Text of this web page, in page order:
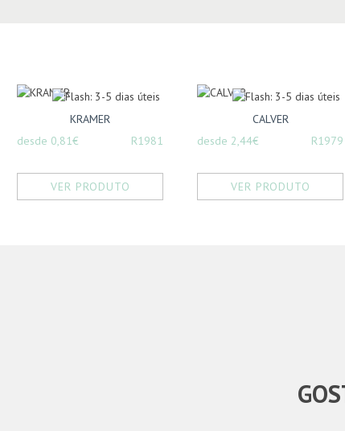
KRAMER
desde 0,81€
R1981
VER PRODUTO
CALVER
desde 2,44€
R1979
VER PRODUTO